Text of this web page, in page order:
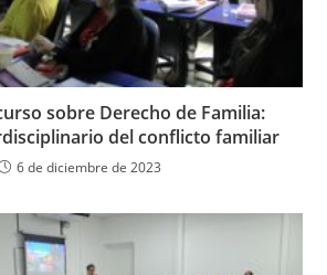
sobre Derecho de Familia:
del conflicto familiar
6 de diciembre de 2023